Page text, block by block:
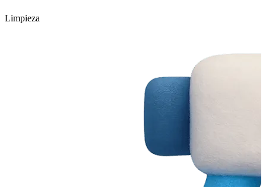
Limpieza